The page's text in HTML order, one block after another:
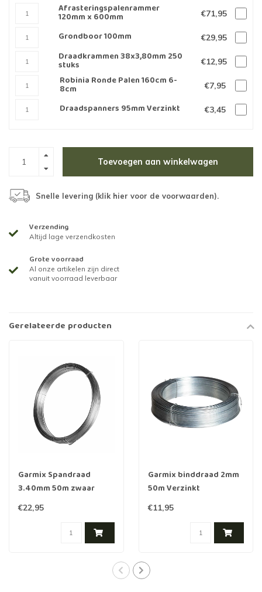
Afrasteringspalenrammer
120mm x 600mm €71,95
Grondboor 100mm €29,95
Draadkrammen 38x3,80mm 250
stuks €12,95
Robinia Ronde Palen 160cm 6-
8cm €7,95
Draadspanners 95mm Verzinkt €3,45
Toevoegen aan winkelwagen
Snelle levering (klik hier voor de voorwaarden).
Verzending
Altijd lage verzendkosten
Grote voorraad
Al onze artikelen zijn direct
vanuit voorraad leverbaar
Gerelateerde producten
Garmix Spandraad
3.40mm 50m zwaar
verzinkt
€22,95
Garmix binddraad 2mm
50m Verzinkt
staaldraad
€11,95